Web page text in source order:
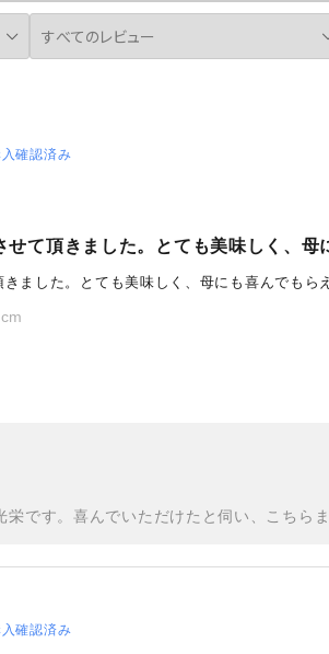
確認済み
て頂きました。とても美味しく、母
ました。とても美味しく、母にも喜んでもら
です。喜んでいただけたと伺い、こちら
確認済み